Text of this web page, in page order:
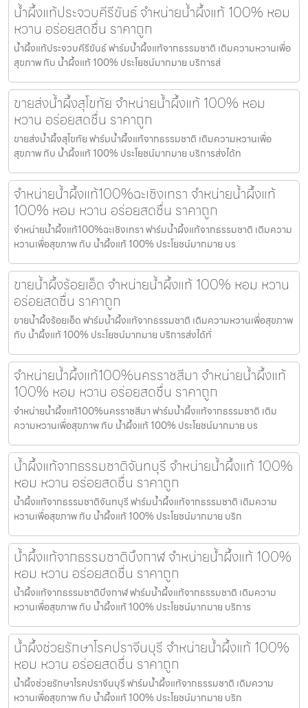
น้ำผึ้งแท้ประจวบคีรีขันธ์ จำหน่ายน้ำผึ้งแท้ 100% หอม
หวาน อร่อยสดชื่น ราคาถูก
น้ำผึ้งแท้ประจวบคีรีขันธ์ ฟาร์มน้ำผึ้งแท้จากธรรมชาติ เติมความหวานเพื่อ
สุขภาพ กับ น้ำผึ้งแท้ 100% ประโยชน์มากมาย บริการส่
ขายส่งน้ำผึ้งสุโขทัย จำหน่ายน้ำผึ้งแท้ 100% หอม
หวาน อร่อยสดชื่น ราคาถูก
ขายส่งน้ำผึ้งสุโขทัย ฟาร์มน้ำผึ้งแท้จากธรรมชาติ เติมความหวานเพื่อ
สุขภาพ กับ น้ำผึ้งแท้ 100% ประโยชน์มากมาย บริการส่งได้ท
จำหน่ายน้ำผึ้งแท้100%ฉะเชิงเทรา จำหน่ายน้ำผึ้งแท้
100% หอม หวาน อร่อยสดชื่น ราคาถูก
จำหน่ายน้ำผึ้งแท้100%ฉะเชิงเทรา ฟาร์มน้ำผึ้งแท้จากธรรมชาติ เติมความ
หวานเพื่อสุขภาพ กับ น้ำผึ้งแท้ 100% ประโยชน์มากมาย บร
ขายน้ำผึ้งร้อยเอ็ด จำหน่ายน้ำผึ้งแท้ 100% หอม หวาน
อร่อยสดชื่น ราคาถูก
ขายน้ำผึ้งร้อยเอ็ด ฟาร์มน้ำผึ้งแท้จากธรรมชาติ เติมความหวานเพื่อสุขภาพ
กับ น้ำผึ้งแท้ 100% ประโยชน์มากมาย บริการส่งได้ทั่
จำหน่ายน้ำผึ้งแท้100%นครราชสีมา จำหน่ายน้ำผึ้งแท้
100% หอม หวาน อร่อยสดชื่น ราคาถูก
จำหน่ายน้ำผึ้งแท้100%นครราชสีมา ฟาร์มน้ำผึ้งแท้จากธรรมชาติ เติม
ความหวานเพื่อสุขภาพ กับ น้ำผึ้งแท้ 100% ประโยชน์มากมาย บร
น้ำผึ้งแท้จากธรรมชาติจันทบุรี จำหน่ายน้ำผึ้งแท้ 100%
หอม หวาน อร่อยสดชื่น ราคาถูก
น้ำผึ้งแท้จากธรรมชาติจันทบุรี ฟาร์มน้ำผึ้งแท้จากธรรมชาติ เติมความ
หวานเพื่อสุขภาพ กับ น้ำผึ้งแท้ 100% ประโยชน์มากมาย บริก
น้ำผึ้งแท้จากธรรมชาติบึงกาฬ จำหน่ายน้ำผึ้งแท้ 100%
หอม หวาน อร่อยสดชื่น ราคาถูก
น้ำผึ้งแท้จากธรรมชาติบึงกาฬ ฟาร์มน้ำผึ้งแท้จากธรรมชาติ เติมความ
หวานเพื่อสุขภาพ กับ น้ำผึ้งแท้ 100% ประโยชน์มากมาย บริการ
น้ำผึ้งช่วยรักษาโรคปราจีนบุรี จำหน่ายน้ำผึ้งแท้ 100%
หอม หวาน อร่อยสดชื่น ราคาถูก
น้ำผึ้งช่วยรักษาโรคปราจีนบุรี ฟาร์มน้ำผึ้งแท้จากธรรมชาติ เติมความ
หวานเพื่อสุขภาพ กับ น้ำผึ้งแท้ 100% ประโยชน์มากมาย บริก